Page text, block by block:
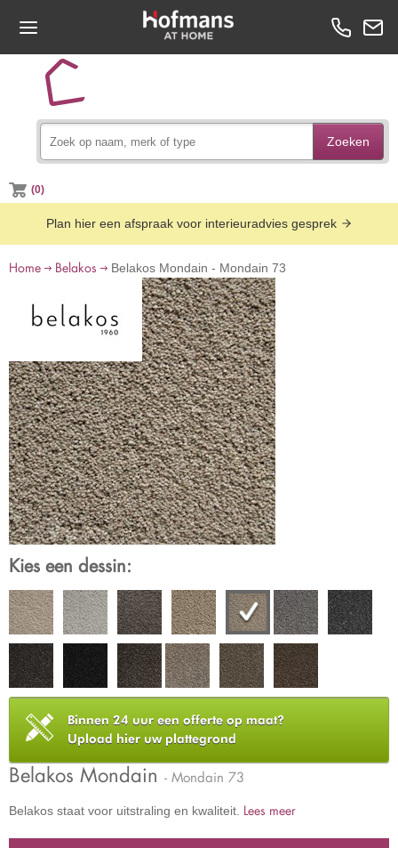
Zoeken
(0)
Plan hier een afspraak voor interieuradvies gesprek
Home Belakos Belakos Mondain - Mondain 73
Kies een dessin:
Binnen 24 uur een offerte op maat?
Upload hier uw plattegrond
Belakos Mondain - Mondain 73
Belakos staat voor uitstraling en kwaliteit. Lees meer